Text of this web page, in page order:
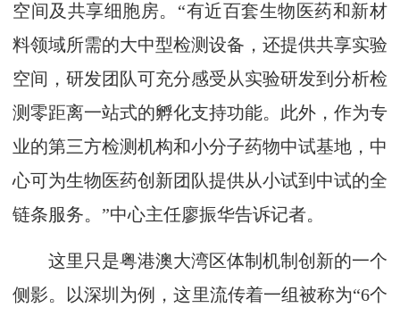
空间及共享细胞房。“有近百套生物医药和新材
料领域所需的大中型检测设备，还提供共享实验
空间，研发团队可充分感受从实验研发到分析检
测零距离一站式的孵化支持功能。此外，作为专
业的第三方检测机构和小分子药物中试基地，中
心可为生物医药创新团队提供从小试到中试的全
链条服务。”中心主任廖振华告诉记者。
这里只是粤港澳大湾区体制机制创新的一个
侧影。以深圳为例，这里流传着一组被称为“6个